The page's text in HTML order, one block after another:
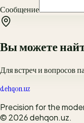
Сообщение
Вы можете
Для встреч и вопросов
dehqon.uz
Precision for the
© 2026dehqon.uz.